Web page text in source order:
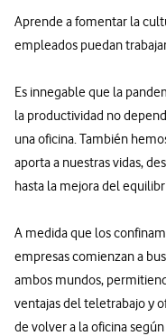
Aprende a fomentar la
empleados puedan
Es innegable que la
la productividad no
una oficina. También
aporta a nuestras vidas,
hasta la mejora del
A medida que los
empresas comienzan a
ambos mundos,
ventajas del teletrabajo y
de volver a la oficina